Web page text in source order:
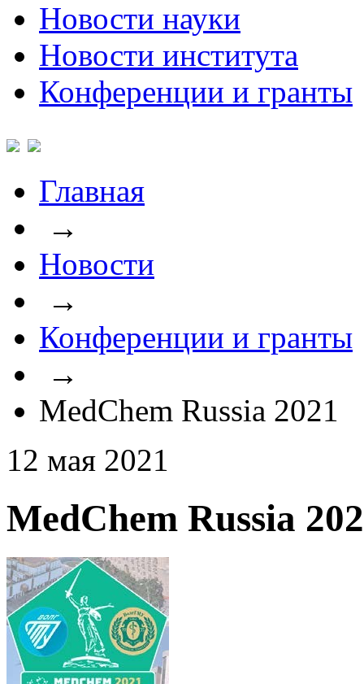
Новости науки
Новости института
Конференции и гранты
Главная
→
Новости
→
Конференции и гранты
→
MedChem Russia 2021
12 мая 2021
MedChem Russia